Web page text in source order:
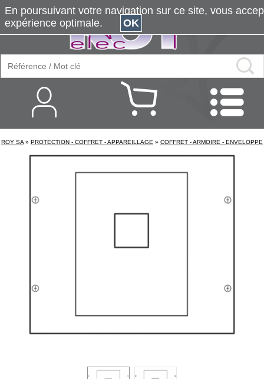
ROY SA » PROTECTION - COFFRET - APPAREILLAGE » COFFRET - ARMOIRE - ENVELOPPE
En poursuivant votre navigation sur ce site, vous
expérience optimale.
OK